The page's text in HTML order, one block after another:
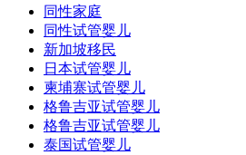
同性家庭
同性试管婴儿
新加坡移民
日本试管婴儿
柬埔寨试管婴儿
格鲁吉亚试管婴儿
格鲁吉亚试管婴儿
泰国试管婴儿